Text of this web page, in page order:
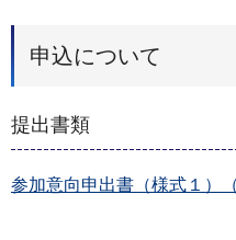
申込について
提出書類
参加意向申出書（様式１）